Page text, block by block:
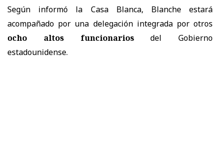
Según informó la Casa Blanca, Blanche estará
acompañado por una delegación integrada por otros
ocho altos funcionariosdel Gobierno
estadounidense.